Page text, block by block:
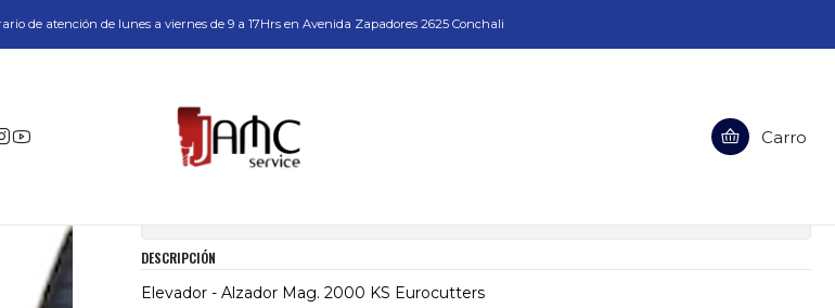
Carro
de atención de lunes a viernes de 9 a 17Hrs en Avenida Zapadores 2625 Conchali
Elevador - Alzador Mag. 2000 KS Eurocutters
DESCRIPCIÓN
Elevador - Alzador Mag. 2000 KS Eurocutters